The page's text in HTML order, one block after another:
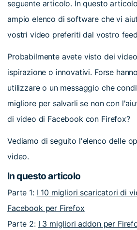
seguente articolo. In questo
ampio elenco di software che vi
vostri video preferiti dal vostro
Probabilmente avete visto dei
ispirazione o innovativi. Forse
utilizzare o un messaggio che
migliore per salvarli se non con
di video di Facebook con Firefox?
Vediamo di seguito l'elenco delle
video.
In questo articolo
Parte 1: I 10 migliori scaricatori di
Facebook per Firefox
Parte 2: I 3 migliori addon per